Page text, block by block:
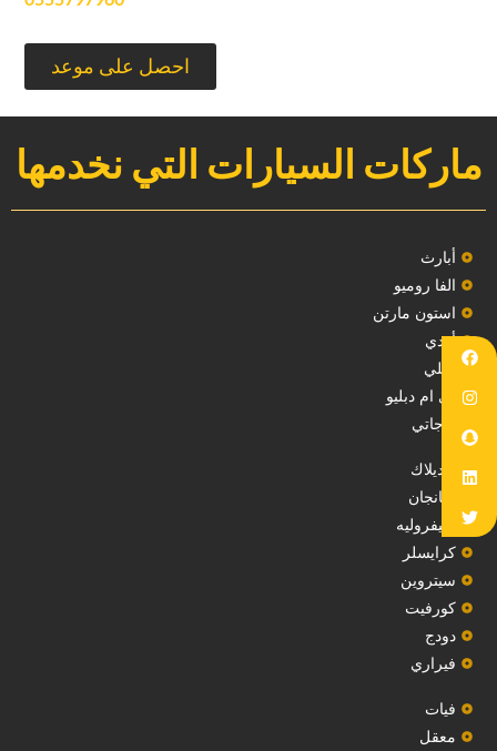
‏احصل على موعد‏
ماركات السيارات التي نخدمها
‏أبارث‏
الفا روميو
استون مارتن
أودي
بنتلي
بي ام دبليو
بوجاتي
كاديلاك
‏شانجان‏
شيفروليه
‏كرايسلر‏
سيتروين
‏كورفيت‏
دودج
فيراري
فيات
معقل